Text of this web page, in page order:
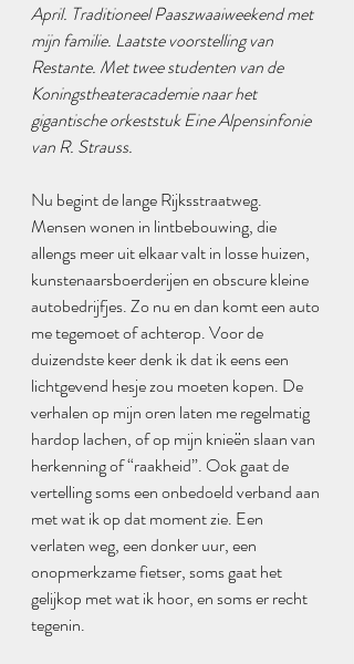
April. Traditioneel Paaszwaaiweekend met
mijn familie. Laatste voorstelling van
Restante. Met twee studenten van de
Koningstheateracademie naar het
gigantische orkeststuk Eine Alpensinfonie
van R. Strauss.
Nu begint de lange Rijksstraatweg.
Mensen wonen in lintbebouwing, die
allengs meer uit elkaar valt in losse huizen,
kunstenaarsboerderijen en obscure kleine
autobedrijfjes. Zo nu en dan komt een auto
me tegemoet of achterop. Voor de
duizendste keer denk ik dat ik eens een
lichtgevend hesje zou moeten kopen. De
verhalen op mijn oren laten me regelmatig
hardop lachen, of op mijn knieën slaan van
herkenning of “raakheid”. Ook gaat de
vertelling soms een onbedoeld verband aan
met wat ik op dat moment zie. Een
verlaten weg, een donker uur, een
onopmerkzame fietser, soms gaat het
gelijkop met wat ik hoor, en soms er recht
tegenin.